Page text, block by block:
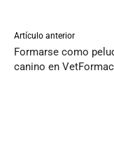
Artículo anterior
Formarse como
canino en